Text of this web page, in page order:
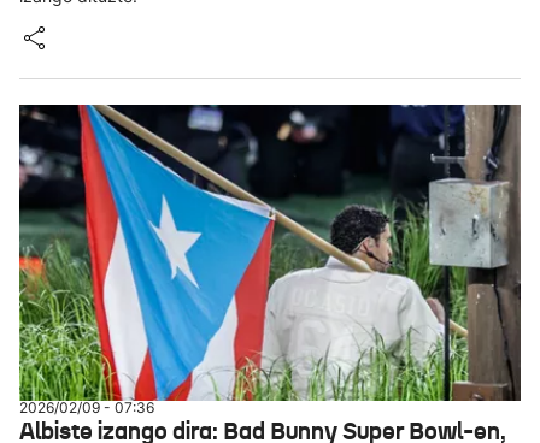
2026/02/09 - 07:36
Albiste izango dira: Bad Bunny Super Bowl-en,